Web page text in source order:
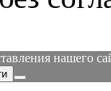
нашего